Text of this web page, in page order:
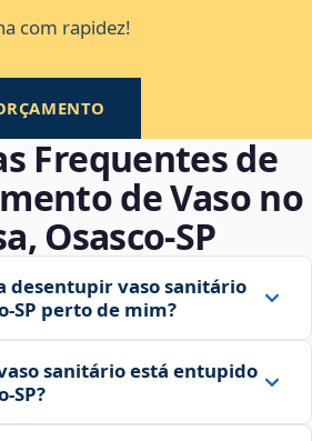
com rapidez!
Frequentes de
de Vaso no
Osasco‑SP
desentupir vaso sanitário
perto de mim?
sanitário está entupido